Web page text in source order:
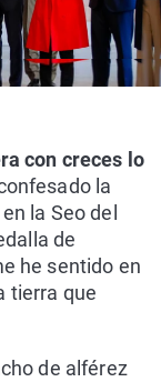
con creces lo
la
la Seo del
de
he sentido en
tierra que
de alférez